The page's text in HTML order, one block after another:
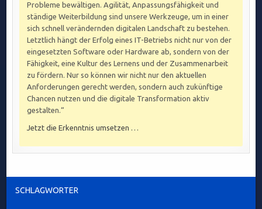
Probleme bewältigen. Agilität, Anpassungsfähigkeit und
ständige Weiterbildung sind unsere Werkzeuge, um in einer
sich schnell verändernden digitalen Landschaft zu bestehen.
Letztlich hängt der Erfolg eines IT-Betriebs nicht nur von der
eingesetzten Software oder Hardware ab, sondern von der
Fähigkeit, eine Kultur des Lernens und der Zusammenarbeit
zu fördern. Nur so können wir nicht nur den aktuellen
Anforderungen gerecht werden, sondern auch zukünftige
Chancen nutzen und die digitale Transformation aktiv
gestalten.“
Jetzt die Erkenntnis umsetzen …
SCHLAGWÖRTER